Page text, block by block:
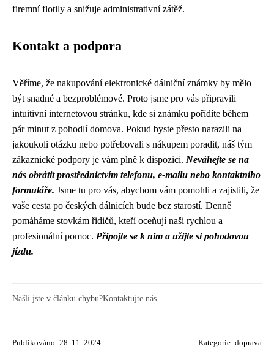
firemní flotily a snižuje administrativní zátěž.
Kontakt a podpora
Věříme, že nakupování elektronické dálniční známky by mělo
být snadné a bezproblémové. Proto jsme pro vás připravili
intuitivní internetovou stránku, kde si známku pořídíte během
pár minut z pohodlí domova. Pokud byste přesto narazili na
jakoukoli otázku nebo potřebovali s nákupem poradit, náš tým
zákaznické podpory je vám plně k dispozici. Neváhejte se na
nás obrátit prostřednictvím telefonu, e-mailu nebo kontaktního
formuláře. Jsme tu pro vás, abychom vám pomohli a zajistili, že
vaše cesta po českých dálnicích bude bez starostí. Denně
pomáháme stovkám řidičů, kteří oceňují naši rychlou a
profesionální pomoc. Připojte se k nim a užijte si pohodovou
jízdu.
Našli jste v článku chybu?Kontaktujte nás
Publikováno: 28. 11. 2024 Kategorie: doprava